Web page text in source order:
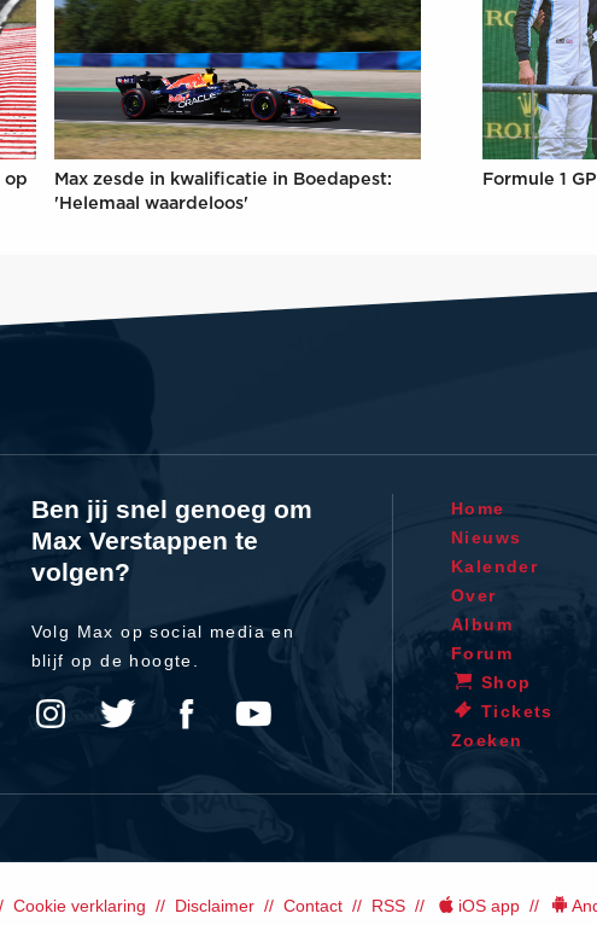
op
Max zesde in kwalificatie in Boedapest:
'Helemaal waardeloos'
Formule 1
Ben jij snel genoeg om
Max Verstappen te
volgen?
Volg Max op social media en
blijf op de hoogte.
Home
Nieuws
Kalender
Over
Album
Forum
Shop
Tickets
Zoeken
Cookie verklaring Disclaimer Contact RSS iOS app